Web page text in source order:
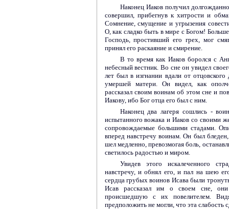
Наконец Иаков получил
совершил, прибегнув к хитрости и
Сомнение, смущение и угрызения
О, как сладко быть в мире с Богом!
Господь, простивший его грех, мог
принял его раскаяние и смирение.
В то время как Иаков боролся с
небесный вестник. Во сне он увидел
лет был в изгнании вдали от
умершей матери. Он видел, как
рассказал своим воинам об этом сне и
Иакову, ибо Бог отца его был с ним.
Наконец два лагеря сошлись -
испытанного вожака и Иаков со своими
сопровождаемые большими стадами.
вперед навстречу воинам. Он был
шел медленно, превозмогая боль,
светилось радостью и миром.
Увидев этого искалеченного
навстречу, и обнял его, и пал на шею
сердца грубых воинов Исава были
Исав рассказал им о своем сне,
происшедшую с их повелителем.
предположить не могли, что эта слабость